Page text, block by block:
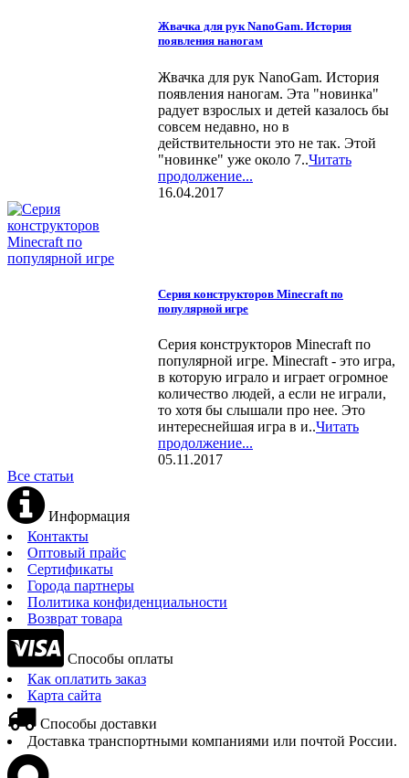
Жвачка для рук NanoGam. История
появления наногам
Жвачка для рук NanoGam. История
появления наногам. Эта "новинка"
радует взрослых и детей казалось бы
совсем недавно, но в
действительности это не так. Этой
"новинке" уже около 7..Читать
продолжение...
16.04.2017
Серия конструкторов Minecraft по
популярной игре
Серия конструкторов Minecraft по
популярной игре. Minecraft - это игра,
в которую играло и играет огромное
количество людей, а если не играли,
то хотя бы слышали про нее. Это
интереснейшая игра в и..Читать
продолжение...
05.11.2017
Все статьи
Информация
Контакты
Оптовый прайс
Сертификаты
Города партнеры
Политика конфиденциальности
Возврат товара
Способы оплаты
Как оплатить заказ
Карта сайта
Способы доставки
Доставка транспортными компаниями или почтой России.